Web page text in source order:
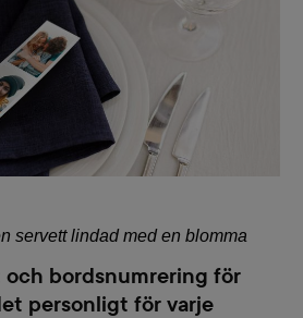
servett lindad med en blomma
och bordsnumrering för
personligt för varje